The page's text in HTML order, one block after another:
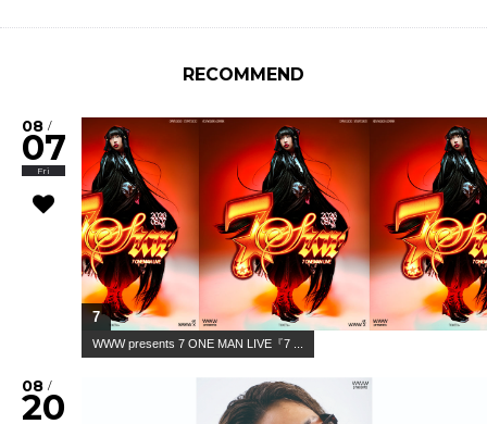
RECOMMEND
08 /
07
Fri
7
WWW presents 7 ONE MAN LIVE『7 ...
08 /
20